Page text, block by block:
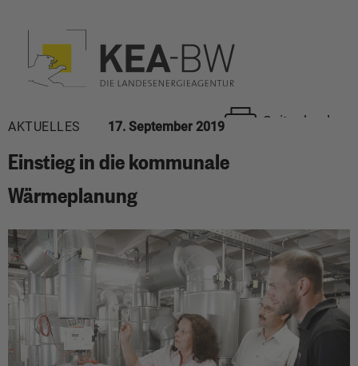
Seite drucken
AKTUELLES 17. September 2019
Einstieg in die kommunale
Wärmeplanung